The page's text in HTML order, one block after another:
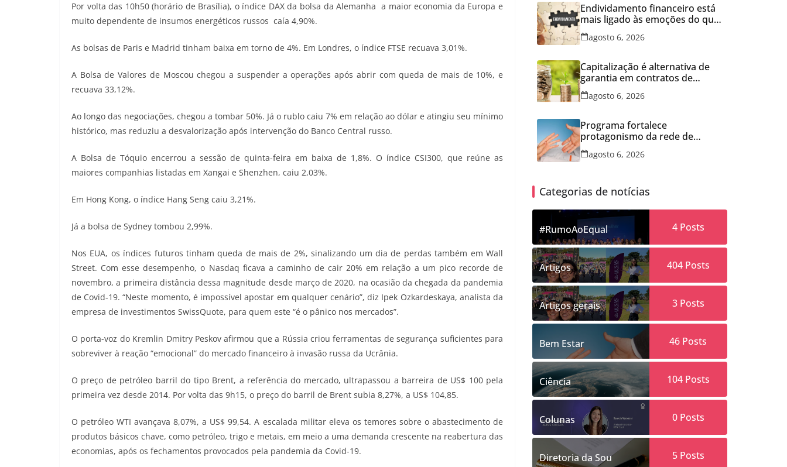
Por volta das 10h50 (horário de Brasília), o índice DAX da bolsa da Alemanha  a maior economia da Europa e
muito dependente de insumos energéticos russos  caía 4,90%.
As bolsas de Paris e Madrid tinham baixa em torno de 4%. Em Londres, o índice FTSE recuava 3,01%.
A Bolsa de Valores de Moscou chegou a suspender a operações após abrir com queda de mais de 10%, e
recuava 33,12%.
Ao longo das negociações, chegou a tombar 50%. Já o rublo caiu 7% em relação ao dólar e atingiu seu mínimo
histórico, mas reduziu a desvalorização após intervenção do Banco Central russo.
A Bolsa de Tóquio encerrou a sessão de quinta-feira em baixa de 1,8%. O índice CSI300, que reúne as
maiores companhias listadas em Xangai e Shenzhen, caiu 2,03%.
Em Hong Kong, o índice Hang Seng caiu 3,21%.
Já a bolsa de Sydney tombou 2,99%.
Nos EUA, os índices futuros tinham queda de mais de 2%, sinalizando um dia de perdas também em Wall
Street. Com esse desempenho, o Nasdaq ficava a caminho de cair 20% em relação a um pico recorde de
novembro, a primeira distância dessa magnitude desde março de 2020, na ocasião da chegada da pandemia
de Covid-19. “Neste momento, é impossível apostar em qualquer cenário”, diz Ipek Ozkardeskaya, analista da
empresa de investimentos SwissQuote, para quem este “é o pânico nos mercados”.
O porta-voz do Kremlin Dmitry Peskov afirmou que a Rússia criou ferramentas de segurança suficientes para
sobreviver à reação “emocional” do mercado financeiro à invasão russa da Ucrânia.
O preço de petróleo barril do tipo Brent, a referência do mercado, ultrapassou a barreira de US$ 100 pela
primeira vez desde 2014. Por volta das 9h15, o preço do barril de Brent subia 8,27%, a US$ 104,85.
O petróleo WTI avançava 8,07%, a US$ 99,54. A escalada militar eleva os temores sobre o abastecimento de
produtos básicos chave, como petróleo, trigo e metais, em meio a uma demanda crescente na reabertura das
economias, após os fechamentos provocados pela pandemia da Covid-19.
Endividamento financeiro está
mais ligado às emoções do que
à falta de conhecimento
agosto 6, 2026
Capitalização é alternativa de
garantia em contratos de
aluguel
agosto 6, 2026
Programa fortalece
protagonismo da rede de
franquias
agosto 6, 2026
Categorias de notícias
#RumoAoEqual 4Posts
Artigos 404Posts
Artigos gerais 3Posts
Bem Estar 46 Posts
Ciência 104Posts
Colunas 0Posts
Diretoria da Sou
5Posts